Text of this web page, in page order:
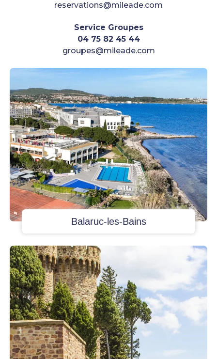
reservations@mileade.com
Service Groupes
04 75 82 45 44
groupes@mileade.com
Balaruc-les-Bains